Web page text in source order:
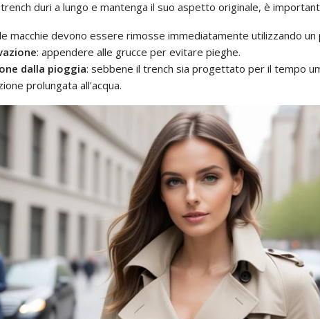
duri a lungo e mantenga il suo aspetto originale, è
macchie devono essere rimosse immediatamente utilizzando un
: appendere alle grucce per evitare pieghe.
dalla pioggia: sebbene il trench sia progettato per il tempo
prolungata all'acqua.